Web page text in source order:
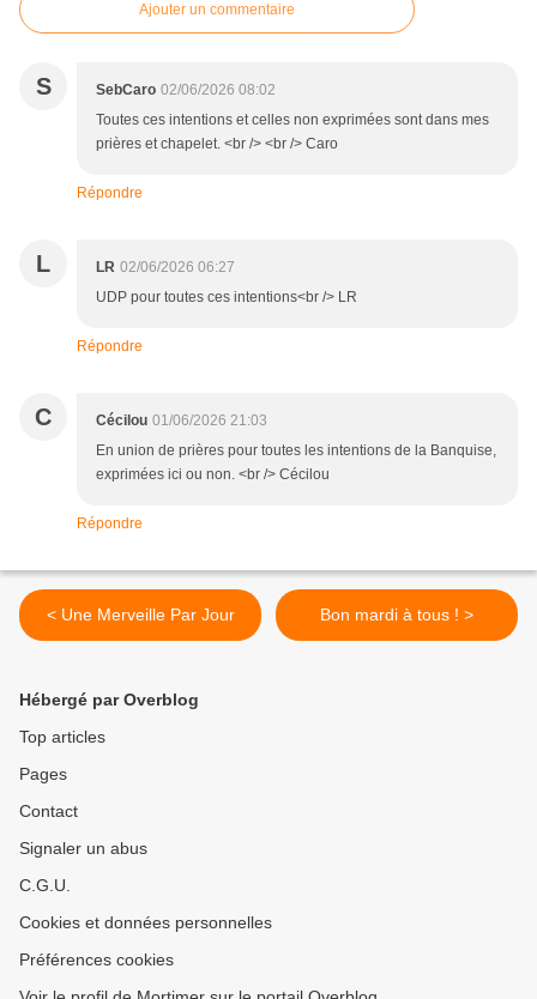
Ajouter un commentaire
S SebCaro 02/06/2026 08:02
Toutes ces intentions et celles non exprimées sont dans mes
prières et chapelet. <br /> <br /> Caro
Répondre
L LR 02/06/2026 06:27
UDP pour toutes ces intentions<br /> LR
Répondre
C Cécilou 01/06/2026 21:03
En union de prières pour toutes les intentions de la Banquise,
exprimées ici ou non. <br /> Cécilou
Répondre
< Une Merveille Par Jour Bon mardi à tous ! >
Hébergé par Overblog
Top articles
Pages
Contact
Signaler un abus
C.G.U.
Cookies et données personnelles
Préférences cookies